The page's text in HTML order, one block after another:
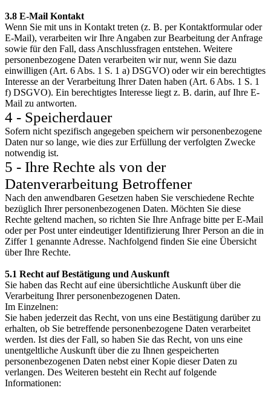
3.8 E-Mail Kontakt
Wenn Sie mit uns in Kontakt treten (z. B. per Kontaktformular oder
E-Mail), verarbeiten wir Ihre Angaben zur Bearbeitung der Anfrage
sowie für den Fall, dass Anschlussfragen entstehen. Weitere
personenbezogene Daten verarbeiten wir nur, wenn Sie dazu
einwilligen (Art. 6 Abs. 1 S. 1 a) DSGVO) oder wir ein berechtigtes
Interesse an der Verarbeitung Ihrer Daten haben (Art. 6 Abs. 1 S. 1
f) DSGVO). Ein berechtigtes Interesse liegt z. B. darin, auf Ihre E-
Mail zu antworten.
4 - Speicherdauer
Sofern nicht spezifisch angegeben speichern wir personenbezogene
Daten nur so lange, wie dies zur Erfüllung der verfolgten Zwecke
notwendig ist.
5 - Ihre Rechte als von der
Datenverarbeitung Betroffener
Nach den anwendbaren Gesetzen haben Sie verschiedene Rechte
bezüglich Ihrer personenbezogenen Daten. Möchten Sie diese
Rechte geltend machen, so richten Sie Ihre Anfrage bitte per E-Mail
oder per Post unter eindeutiger Identifizierung Ihrer Person an die in
Ziffer 1 genannte Adresse. Nachfolgend finden Sie eine Übersicht
über Ihre Rechte.
5.1 Recht auf Bestätigung und Auskunft
Sie haben das Recht auf eine übersichtliche Auskunft über die
Verarbeitung Ihrer personenbezogenen Daten.
Im Einzelnen:
Sie haben jederzeit das Recht, von uns eine Bestätigung darüber zu
erhalten, ob Sie betreffende personenbezogene Daten verarbeitet
werden. Ist dies der Fall, so haben Sie das Recht, von uns eine
unentgeltliche Auskunft über die zu Ihnen gespeicherten
personenbezogenen Daten nebst einer Kopie dieser Daten zu
verlangen. Des Weiteren besteht ein Recht auf folgende
Informationen: